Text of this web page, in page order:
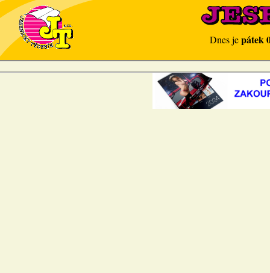
Dnes jepátek